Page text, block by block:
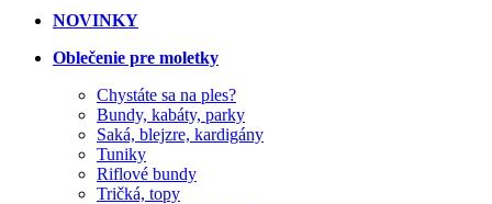
NOVINKY
Oblečenie pre moletky
Chystáte sa na ples?
Bundy, kabáty, parky
Saká, blejzre, kardigány
Tuniky
Riflové bundy
Tričká, topy